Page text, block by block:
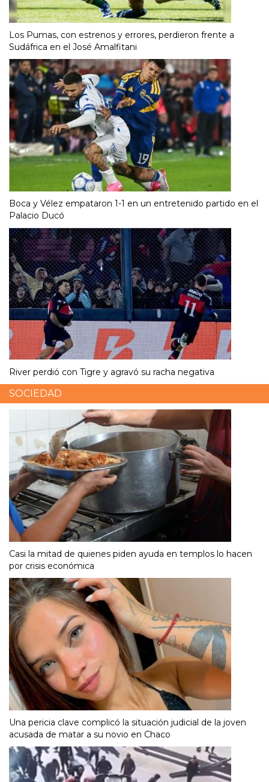
Los Pumas, con estrenos y errores, perdieron frente a
Sudáfrica en el José Amalfitani
Boca y Vélez empataron 1-1 en un entretenido partido en el
Palacio Ducó
River perdió con Tigre y agravó su racha negativa
SOCIEDAD
Casi la mitad de quienes piden ayuda en templos lo hacen
por crisis económica
Una pericia clave complicó la situación judicial de la joven
acusada de matar a su novio en Chaco